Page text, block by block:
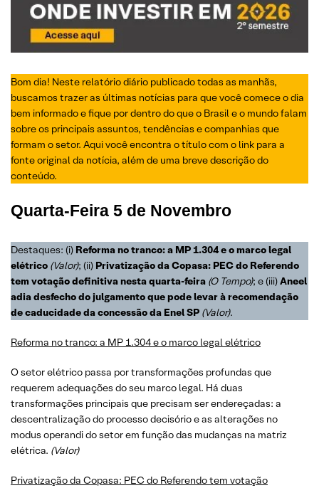
Bom dia! Neste relatório diário publicado todas as manhãs,
buscamos trazer as últimas notícias para que você comece o dia
bem informado e fique por dentro do que o Brasil e o mundo falam
sobre os principais assuntos, tendências e companhias que
formam o setor. Aqui você encontra o título com o link para a
fonte original da notícia, além de uma breve descrição do
conteúdo.
Quarta-Feira 5 de Novembro
Destaques: (i) Reforma no tranco: a MP 1.304 e o marco legal
elétrico (Valor); (ii) Privatização da Copasa: PEC do Referendo
tem votação definitiva nesta quarta-feira (O Tempo); e (iii)Aneel
adia desfecho do julgamento que pode levar à recomendação
de caducidade da concessão da Enel SP (Valor).
Reforma no tranco: a MP 1.304 e o marco legal elétrico
O setor elétrico passa por transformações profundas que
requerem adequações do seu marco legal. Há duas
transformações principais que precisam ser endereçadas: a
descentralização do processo decisório e as alterações no
modus operandi do setor em função das mudanças na matriz
elétrica. (Valor)
Privatização da Copasa: PEC do Referendo tem votação